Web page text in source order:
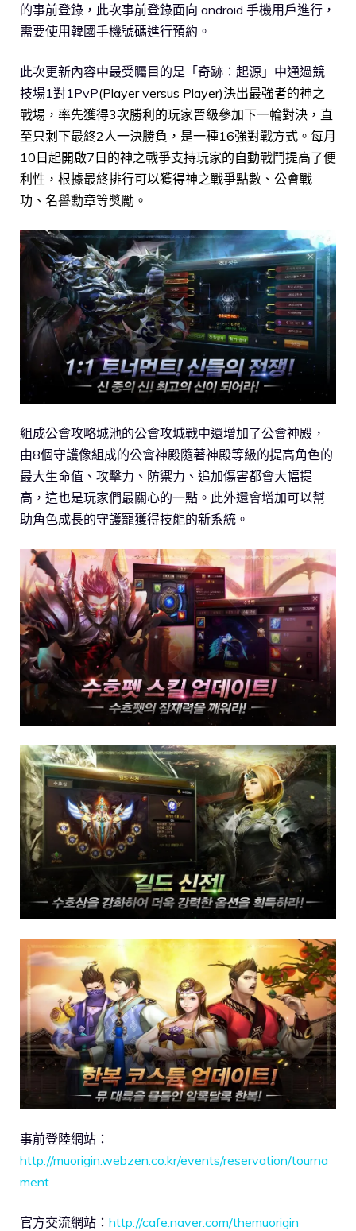
的事前登錄，此次事前登錄面向 android 手機用戶進行，
需要使用韓國手機號碼進行預約。
此次更新內容中最受矚目的是「奇跡：起源」中通過競
技場1對1PvP(Player versus Player)決出最強者的神之
戰場，率先獲得3次勝利的玩家晉級參加下一輪對決，直
至只剩下最終2人一決勝負，是一種16強對戰方式。每月
10日起開啟7日的神之戰爭支持玩家的自動戰鬥提高了便
利性，根據最終排行可以獲得神之戰爭點數、公會戰
功、名譽勳章等獎勵。
組成公會攻略城池的公會攻城戰中還增加了公會神殿，
由8個守護像組成的公會神殿隨著神殿等級的提高角色的
最大生命值、攻擊力、防禦力、追加傷害都會大幅提
高，這也是玩家們最關心的一點。此外還會增加可以幫
助角色成長的守護寵獲得技能的新系統。
事前登陸網站：
http://muorigin.webzen.co.kr/events/reservation/tourna
ment
官方交流網站： http://cafe.naver.com/themuorigin